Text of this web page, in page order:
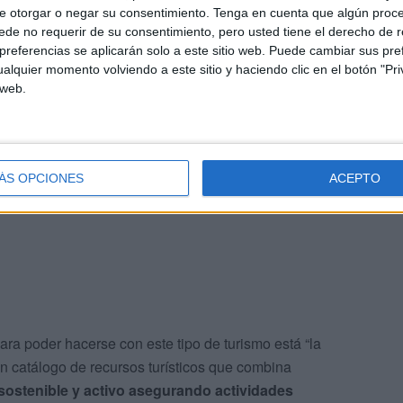
otorgar o negar su consentimiento. Tenga en cuenta que algún
no requerir de su consentimiento, pero usted tiene el derecho de
se aplicarán solo a este sitio web. Puede cambiar sus
momento volviendo a este sitio y haciendo clic en el botón
OPCIONES ACEPTO
evento es el deatraer turismo internacionaly
por ello que Puerto y Servicios Turísticos han unido
propuestas ajustadas a la demanda de las
a conocer la ciudad como destino orientado al turismo
poder hacerse con este tipo de turismo está “la
catálogo de recursos turísticos que combina
y activo asegurando actividades